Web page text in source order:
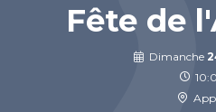
Fête de
Dimanche